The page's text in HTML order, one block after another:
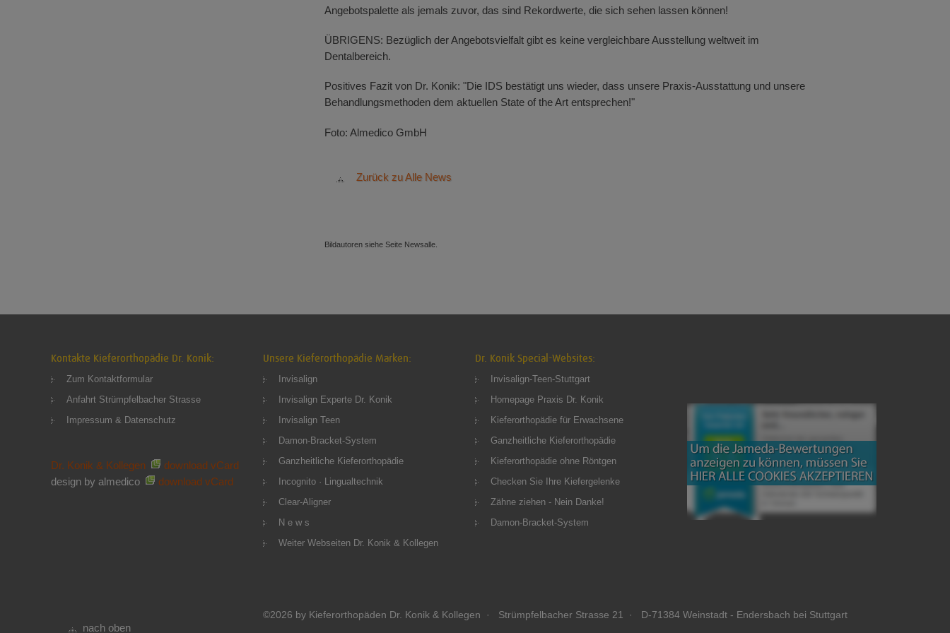
Angebotspalette als jemals zuvor, das sind Rekordwerte, die sich sehen lassen können!
ÜBRIGENS: Bezüglich der Angebotsvielfalt gibt es keine vergleichbare Ausstellung weltweit im
Dentalbereich.
Positives Fazit von Dr. Konik: "Die IDS bestätigt uns wieder, dass unsere Praxis-Ausstattung und unsere
Behandlungsmethoden dem aktuellen State of the Art entsprechen!"
Foto: Almedico GmbH
Zurück zu Alle News
Bildautoren siehe Seite Newsalle.
Kontakte Kieferorthopädie Dr. Konik:
Zum Kontaktformular
Anfahrt Strümpfelbacher Strasse
Impressum & Datenschutz
Dr. Konik & Kollegen
download vCard
design by almedico
download vCard
Unsere Kieferorthopädie Marken:
Invisalign
Invisalign Experte Dr. Konik
Invisalign Teen
Damon-Bracket-System
Ganzheitliche Kieferorthopädie
Incognito · Lingualtechnik
Clear-Aligner
N e w s
Weiter Webseiten Dr. Konik & Kollegen
Dr. Konik Special-Websites:
Invisalign-Teen-Stuttgart
Homepage Praxis Dr. Konik
Kieferorthopädie für Erwachsene
Ganzheitliche Kieferorthopädie
Kieferorthopädie ohne Röntgen
Checken Sie Ihre Kiefergelenke
Zähne ziehen - Nein Danke!
Damon-Bracket-System
nach oben
©2026 by Kieferorthopäden Dr. Konik & Kollegen · Strümpfelbacher Strasse 21 · D-71384 Weinstadt - Endersbach bei Stuttgart